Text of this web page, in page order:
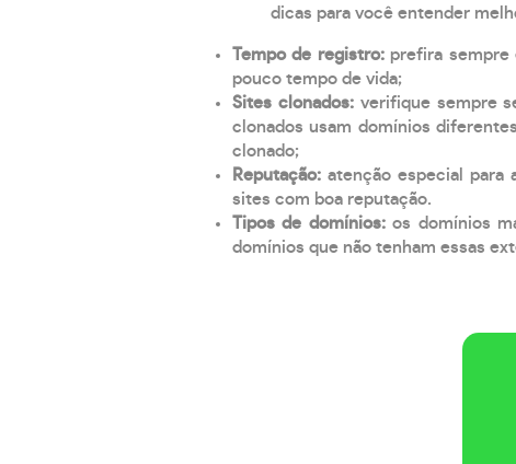
dicas para você entender
Tempo de registro: prefira sempre
pouco tempo de vida;
Sites clonados: verifique sempre
clonados usam domínios
clonado;
Reputação: atenção especial para
sites com boa reputação.
Tipos de domínios:os domínios
domínios que não tenham essas